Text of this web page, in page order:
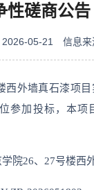
性磋商公告
05-21 信息来
西外墙真石漆项
参加投标，本项
院26、27号楼西